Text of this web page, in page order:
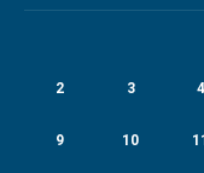
2 3 4
9 10 11